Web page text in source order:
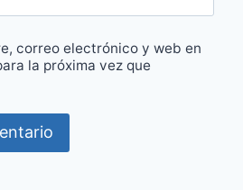
correo electrónico y web en
la próxima vez que